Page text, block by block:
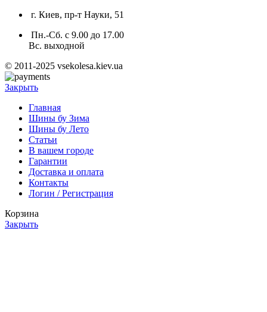
г. Киев, пр-т Науки, 51
Пн.-Сб. с 9.00 до 17.00
Вс. выходной
© 2011-2025 vsekolesa.kiev.ua
Закрыть
Главная
Шины бу Зима
Шины бу Лето
Статьи
В вашем городе
Гарантии
Доставка и оплата
Контакты
Логин / Регистрация
Корзина
Закрыть